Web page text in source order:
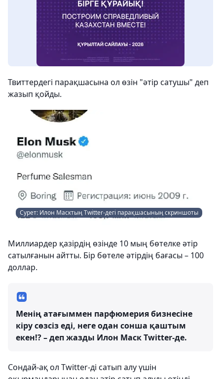
Твиттердегі парақшасына ол өзін "әтір сатушы" деп
жазып қойды.
Сурет: Илон Масктың Twitter-дегі парақшасының скриншоты
Миллиардер қазірдің өзінде 10 мың бөтелке әтір
сатылғанын айтты. Бір бөтеле әтірдің бағасы – 100
доллар.
Менің атағыммен парфюмерия бизнесіне
кіру сөзсіз еді, неге одан сонша қаштым
екен!? – деп жазды Илон Маск Twitter-де.
Сондай-ақ ол Twitter-ді сатып алу үшін